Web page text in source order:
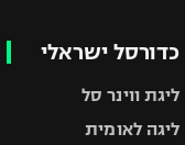
כדורסל ישראלי
ליגת ווינר סל
ליגה לאומית